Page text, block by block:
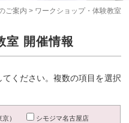
ご案内 > ワークショップ・体験教室
室 開催情報
ください。複数の項目を選択
）
シモジマ名古屋店